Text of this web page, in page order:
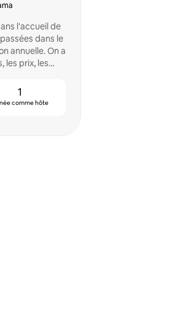
l'accueil de
dans le
annuelle. On a
les prix, les
1
comme hôte